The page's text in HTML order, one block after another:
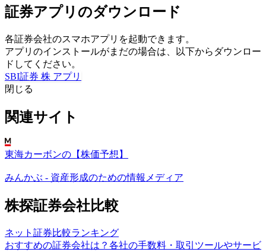
証券アプリのダウンロード
各証券会社のスマホアプリを起動できます。
アプリのインストールがまだの場合は、以下からダウンロー
ドしてください。
SBI証券 株 アプリ
閉じる
関連サイト
東海カーボンの【株価予想】
みんかぶ - 資産形成のための情報メディア
株探証券会社比較
ネット証券比較ランキング
おすすめの証券会社は？各社の手数料・取引ツールやサービ